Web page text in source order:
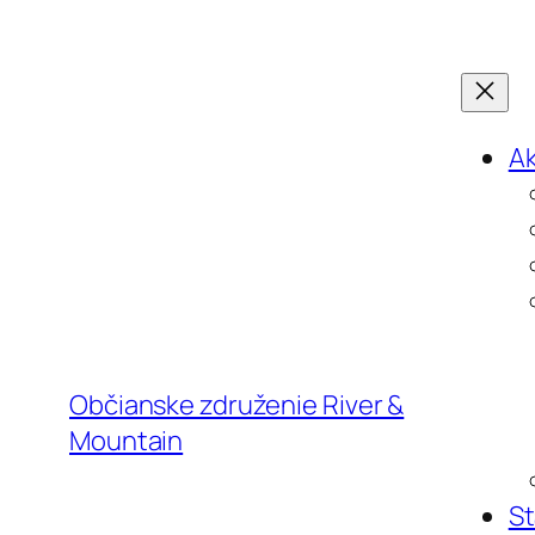
Občianske združenie River &
Mountain